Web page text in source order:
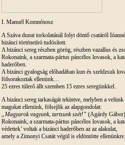
I. Manuél Komnénosz
A Száva dunai torkolatánál folyt döntő csatáról
bizánci történetíró tudósított.
A bizánci sereg részben görög, részben vazallus és
Rokonaink, a szarmata-pártus páncélos lovasok, a
haderőben.
A bizánci gyalogság előhadában kun és szeldzsuk
fölsorakoztak ellenünk…
25 ezres túlerő állt szemben 15 ezres seregünkkel.
A bizánci sereg tarkaságát tekintve, melyben a
magukat ellenünk, fölsejlik az alapgondolat:
„Magyarok vagyunk, tartsunk szét!” (Agárdy Gábor)
Rokonaink, a szarmata-pártus páncélos lovasok, a
védettek’ voltak a bizánci haderőben az az alakulat,
amely a Zimonyi Csatát végül is eldöntötte ellenünkre.